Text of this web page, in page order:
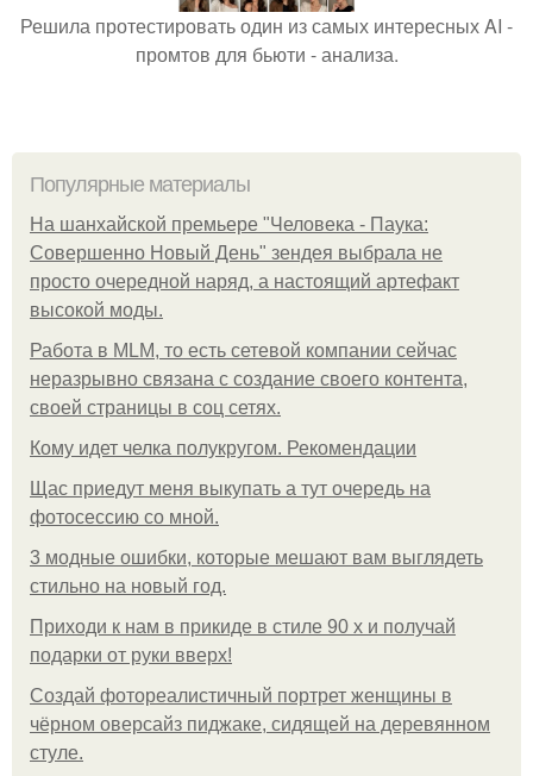
Решила протестировать один из самых интересных AI -
промтов для бьюти - анализа.
Популярные материалы
На шанхайской премьере "Человека - Паука:
Совершенно Новый День" зендея выбрала не
просто очередной наряд, а настоящий артефакт
высокой моды.
Работа в MLM, то есть сетевой компании сейчас
неразрывно связана с создание своего контента,
своей страницы в соц сетях.
Кому идет челка полукругом. Рекомендации
Щас приедут меня выкупать а тут очередь на
фотосессию со мной.
3 модные ошибки, которые мешают вам выглядеть
стильно на новый год.
Приходи к нам в прикиде в стиле 90 х и получай
подарки от руки вверх!
Создай фотореалистичный портрет женщины в
чёрном оверсайз пиджаке, сидящей на деревянном
стуле.